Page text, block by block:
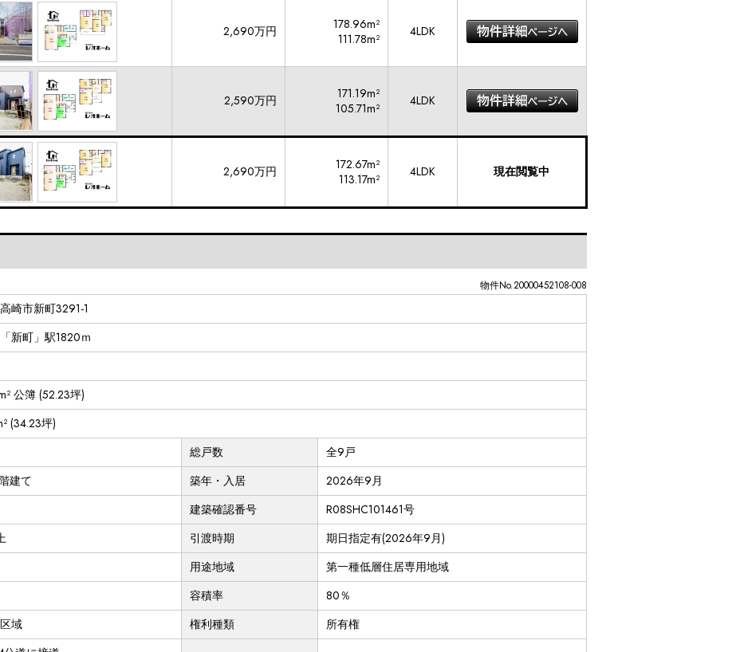
2,690万円
178.96m²
111.78m²
4LDK
2,590万円
171.19m²
105.71m²
4LDK
2,690万円
172.67m²
113.17m²
4LDK 現在閲覧中
物件No.20000452108-008
崎市新町3291-1
新町」駅1820ｍ
公簿 (52.23坪)
(34.23坪)
総戸数
全9戸
建て 築年・入居
2026年9月
建築確認番号
R08SHC101461号
引渡時期
期日指定有(2026年9月)
用途地域
第一種低層住居専用地域
容積率
80％
域 権利種類 所有権